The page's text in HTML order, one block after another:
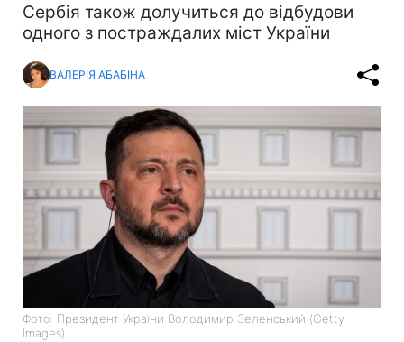
Сербія також долучиться до відбудови
одного з постраждалих міст України
ВАЛЕРІЯ АБАБІНА
Фото: Президент України Володимир Зеленський (Getty
Images)